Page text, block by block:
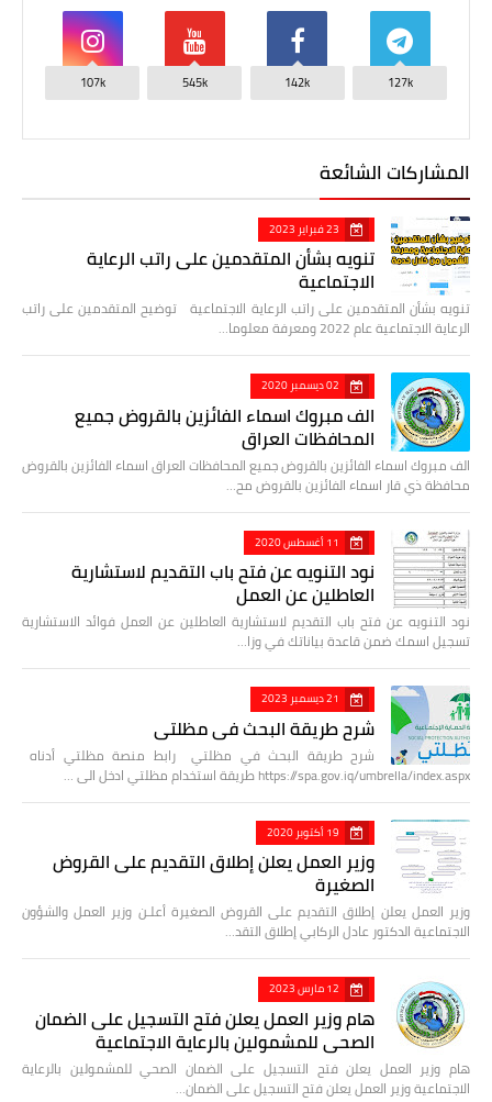
127k
142k
545k
107k
المشاركات الشائعة
23 فبراير 2023
تنويه بشأن المتقدمين على راتب الرعاية
الاجتماعية
تنويه بشأن المتقدمين على راتب الرعاية الاجتماعية توضيح المتقدمين على راتب
الرعاية الاجتماعية عام 2022 ومعرفة معلوما…
02 ديسمبر 2020
الف مبروك اسماء الفائزين بالقروض جميع
المحافظات العراق
الف مبروك اسماء الفائزين بالقروض جميع المحافظات العراق اسماء الفائزين بالقروض
محافظة ذي قار اسماء الفائزين بالقروض مح…
11 أغسطس 2020
نود التنويه عن فتح باب التقديم لاستشارية
العاطلين عن العمل
نود التنويه عن فتح باب التقديم لاستشارية العاطلين عن العمل فوائد الاستشارية
تسجيل اسمك ضمن قاعدة بياناتك في وزا…
21 ديسمبر 2023
شرح طريقة البحث في مظلتي
شرح طريقة البحث في مظلتي رابط منصة مظلتي أدناه
https://spa.gov.iq/umbrella/index.aspx طريقة استخدام مظلتي ادخل الى …
19 أكتوبر 2020
وزير العمل يعلن إطلاق التقديم على القروض
الصغيرة
وزير العمل يعلن إطلاق التقديم على القروض الصغيرة أعلـن وزير العمل والشؤون
الاجتماعية الدكتور عادل الركابي إطلاق التقد…
12 مارس 2023
هام وزير العمل يعلن فتح التسجيل على الضمان
الصحي للمشمولين بالرعاية الاجتماعية
هام وزير العمل يعلن فتح التسجيل على الضمان الصحي للمشمولين بالرعاية
الاجتماعية وزير العمل يعلن فتح التسجيل على الضمان…